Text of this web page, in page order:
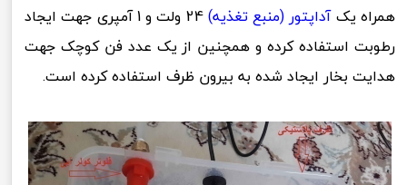
همراه یکآداپتور (منبع تغذیه)
24 ولت و 1 آمپری جهت ایجاد
رطوبت استفاده کرده و همچنین از یک عدد فن کوچک جهت
هدایت بخار ایجاد شده به بیرون ظرف استفاده کرده است.